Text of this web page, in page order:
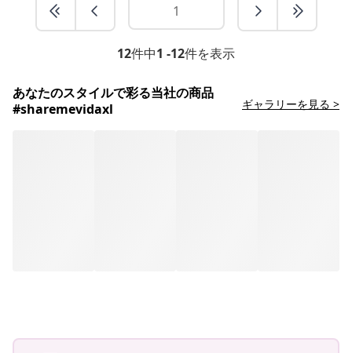
12件中1 -12件を表示
あなたのスタイルで彩る当社の商品
#sharemevidaxl
ギャラリーを見る >